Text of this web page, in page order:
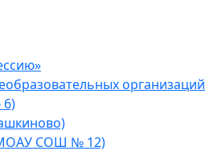
организаций
(МОАУ СОШ № 12)